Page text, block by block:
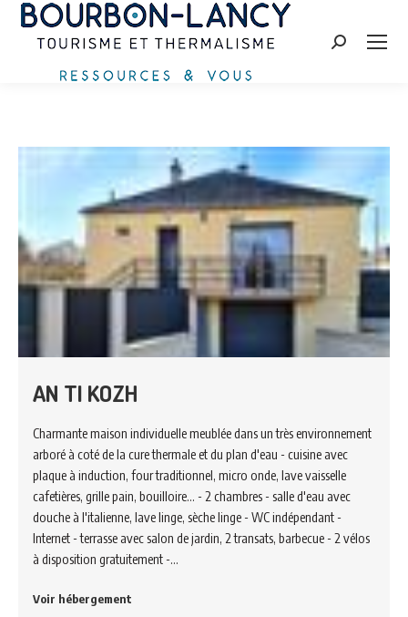
Recherche
AN TI KOZH
Charmante maison individuelle meublée dans un très environnement
arboré à coté de la cure thermale et du plan d'eau - cuisine avec
plaque à induction, four traditionnel, micro onde, lave vaisselle
cafetières, grille pain, bouilloire... - 2 chambres - salle d'eau avec
douche à l'italienne, lave linge, sèche linge - WC indépendant -
Internet - terrasse avec salon de jardin, 2 transats, barbecue - 2 vélos
à disposition gratuitement -…
Voir hébergement